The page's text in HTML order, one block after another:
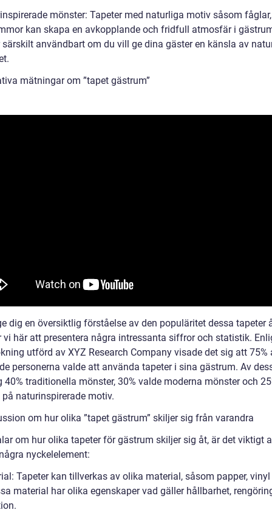
mönster: Tapeter med naturliga motiv såsom
kan skapa en avkopplande och fridfull atmosfär i
särskilt användbart om du vill ge dina gäster en känsla av
mätningar om ”tapet gästrum”
dig en översiktlig förståelse av den populäritet dessa tapeter
vi här att presentera några intressanta siffror och statistik.
utförd av XYZ Research Company visade det sig att 75%
personerna valde att använda tapeter i sina gästrum. Av
40% traditionella mönster, 30% valde moderna mönster och
naturinspirerade motiv.
om hur olika ”tapet gästrum” skiljer sig från varandra
om hur olika tapeter för gästrum skiljer sig åt, är det viktigt
nyckelelement:
Tapeter kan tillverkas av olika material, såsom papper, vinyl
material har olika egenskaper vad gäller hållbarhet,